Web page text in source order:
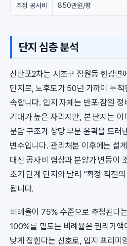
추정 공사비 850만원/평
단지 심층 분석
신반포2차는 서초구 잠원동 한강변
단지로, 노후도가 50년 가까이 누적
속합니다. 입지 자체는 반포·잠원
기대가 높은 자리지만, 본 단지는 이
분담 구조가 상당 부분 윤곽을 드러
변수입니다. 관리처분 이후에는 설
대신 공사비 협상과 분양가 변동이
초기 단계 단지와 달리 “확정 직전
됩니다.
비례율이 75% 수준으로 추정된다
100%를 밑도는 비례율은 권리가액
낮게 잡힌다는 신호로, 입지 프리미